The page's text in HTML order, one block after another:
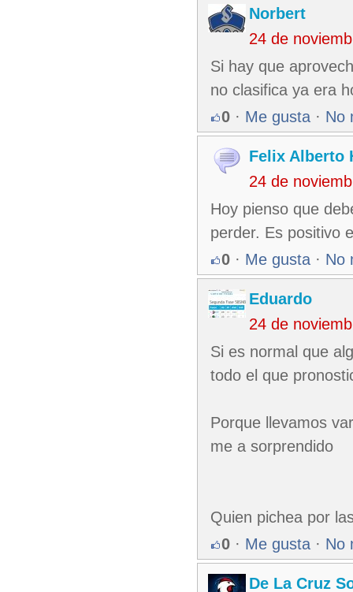
Norbert
24 de
Si hay que
no clasifica ya era
0 · Me gusta · No
Felix Alberto
24 de
Hoy pienso que
perder. Es positivo
0 · Me gusta · No
Eduardo
24 de
Si es normal que
todo el que
Porque llevamos
me a sorprendido
Quien pichea por
0 · Me gusta · No
De La Cruz